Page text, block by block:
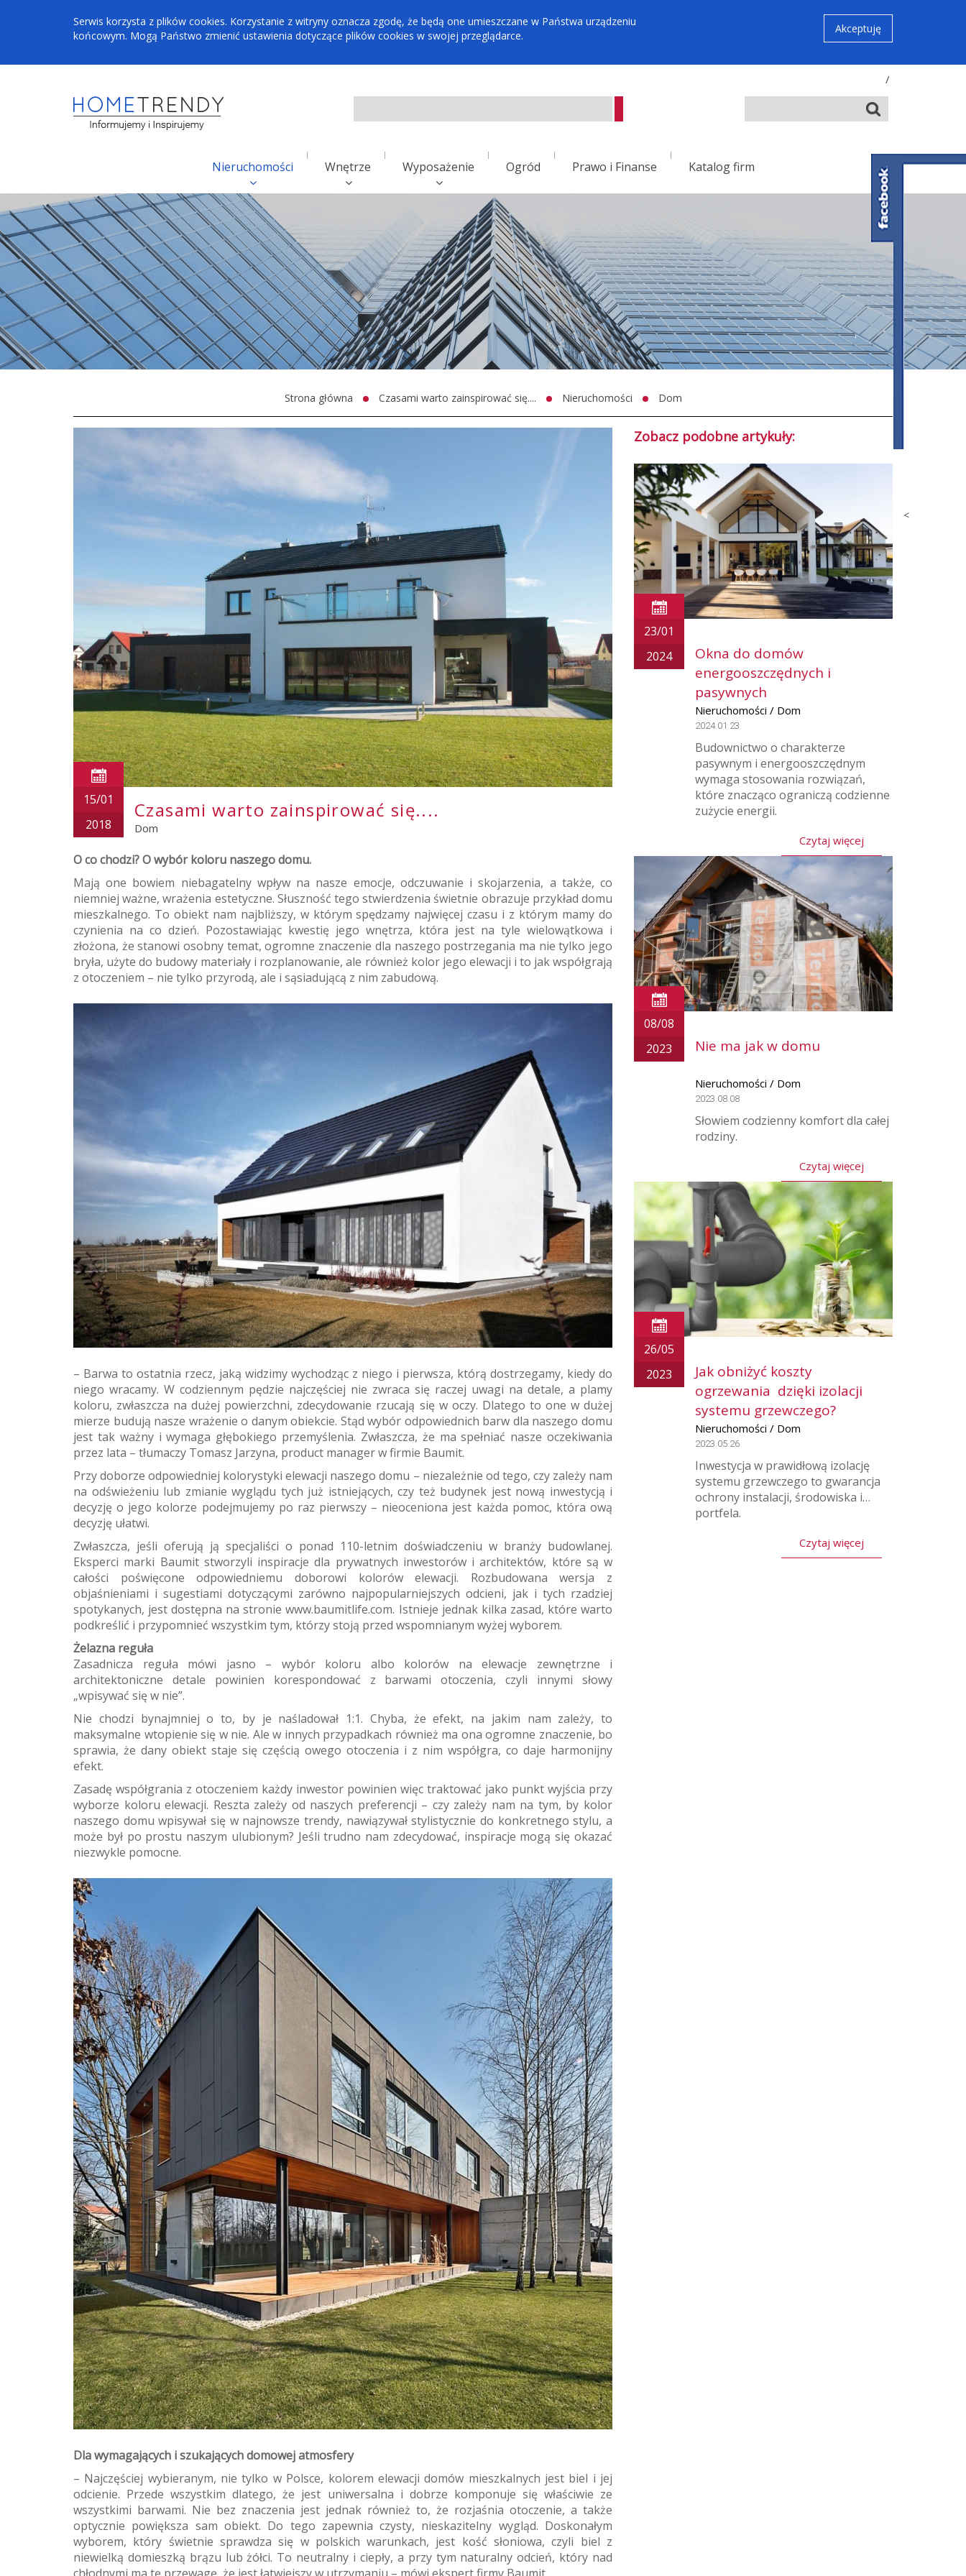
<
Serwis korzysta z plików cookies. Korzystanie z witryny oznacza zgodę, że będą one umieszczane w Państwa urządzeniu
końcowym. Mogą Państwo zmienić ustawienia dotyczące plików cookies w swojej przeglądarce.
Akceptuję
/
Nieruchomości Wnętrze Wyposażenie Ogród Prawo i Finanse Katalog firm
Strona główna Czasami warto zainspirować się.... Nieruchomości Dom
15/01
2018
Czasami warto zainspirować się....
Dom
O co chodzi? O wybór koloru naszego domu.
Mają one bowiem niebagatelny wpływ na nasze emocje, odczuwanie i skojarzenia, a także, co
niemniej ważne, wrażenia estetyczne. Słuszność tego stwierdzenia świetnie obrazuje przykład domu
mieszkalnego. To obiekt nam najbliższy, w którym spędzamy najwięcej czasu i z którym mamy do
czynienia na co dzień. Pozostawiając kwestię jego wnętrza, która jest na tyle wielowątkowa i
złożona, że stanowi osobny temat, ogromne znaczenie dla naszego postrzegania ma nie tylko jego
bryła, użyte do budowy materiały i rozplanowanie, ale również kolor jego elewacji i to jak współgrają
z otoczeniem – nie tylko przyrodą, ale i sąsiadującą z nim zabudową.
– Barwa to ostatnia rzecz, jaką widzimy wychodząc z niego i pierwsza, którą dostrzegamy, kiedy do
niego wracamy. W codziennym pędzie najczęściej nie zwraca się raczej uwagi na detale, a plamy
koloru, zwłaszcza na dużej powierzchni, zdecydowanie rzucają się w oczy. Dlatego to one w dużej
mierze budują nasze wrażenie o danym obiekcie. Stąd wybór odpowiednich barw dla naszego domu
jest tak ważny i wymaga głębokiego przemyślenia. Zwłaszcza, że ma spełniać nasze oczekiwania
przez lata – tłumaczy Tomasz Jarzyna, product manager w firmie Baumit.
Przy doborze odpowiedniej kolorystyki elewacji naszego domu – niezależnie od tego, czy zależy nam
na odświeżeniu lub zmianie wyglądu tych już istniejących, czy też budynek jest nową inwestycją i
decyzję o jego kolorze podejmujemy po raz pierwszy – nieoceniona jest każda pomoc, która ową
decyzję ułatwi.
Zwłaszcza, jeśli oferują ją specjaliści o ponad 110-letnim doświadczeniu w branży budowlanej.
Eksperci marki Baumit stworzyli inspiracje dla prywatnych inwestorów i architektów, które są w
całości poświęcone odpowiedniemu doborowi kolorów elewacji. Rozbudowana wersja z
objaśnieniami i sugestiami dotyczącymi zarówno najpopularniejszych odcieni, jak i tych rzadziej
spotykanych, jest dostępna na stronie www.baumitlife.com. Istnieje jednak kilka zasad, które warto
podkreślić i przypomnieć wszystkim tym, którzy stoją przed wspomnianym wyżej wyborem.
Żelazna reguła
Zasadnicza reguła mówi jasno – wybór koloru albo kolorów na elewacje zewnętrzne i
architektoniczne detale powinien korespondować z barwami otoczenia, czyli innymi słowy
„wpisywać się w nie”.
Nie chodzi bynajmniej o to, by je naśladował 1:1. Chyba, że efekt, na jakim nam zależy, to
maksymalne wtopienie się w nie. Ale w innych przypadkach również ma ona ogromne znaczenie, bo
sprawia, że dany obiekt staje się częścią owego otoczenia i z nim współgra, co daje harmonijny
efekt.
Zasadę współgrania z otoczeniem każdy inwestor powinien więc traktować jako punkt wyjścia przy
wyborze koloru elewacji. Reszta zależy od naszych preferencji – czy zależy nam na tym, by kolor
naszego domu wpisywał się w najnowsze trendy, nawiązywał stylistycznie do konkretnego stylu, a
może był po prostu naszym ulubionym? Jeśli trudno nam zdecydować, inspiracje mogą się okazać
niezwykle pomocne.
Dla wymagających i szukających domowej atmosfery
– Najczęściej wybieranym, nie tylko w Polsce, kolorem elewacji domów mieszkalnych jest biel i jej
odcienie. Przede wszystkim dlatego, że jest uniwersalna i dobrze komponuje się właściwie ze
wszystkimi barwami. Nie bez znaczenia jest jednak również to, że rozjaśnia otoczenie, a także
optycznie powiększa sam obiekt. Do tego zapewnia czysty, nieskazitelny wygląd. Doskonałym
wyborem, który świetnie sprawdza się w polskich warunkach, jest kość słoniowa, czyli biel z
niewielką domieszką brązu lub żółci. To neutralny i ciepły, a przy tym naturalny odcień, który nad
Zobacz podobne artykuły:
23/01
2024
Okna do domów
energooszczędnych i
pasywnych
Nieruchomości / Dom
2024.01.23
Budownictwo o charakterze
pasywnym i energooszczędnym
wymaga stosowania rozwiązań,
które znacząco ograniczą codzienne
zużycie energii.
Czytaj więcej
08/08
2023
Nie ma jak w domu
Nieruchomości / Dom
2023.08.08
Słowiem codzienny komfort dla całej
rodziny.
Czytaj więcej
26/05
2023
Jak obniżyć koszty
ogrzewania dzięki izolacji
systemu grzewczego?
Nieruchomości / Dom
2023.05.26
Inwestycja w prawidłową izolację
systemu grzewczego to gwarancja
ochrony instalacji, środowiska i…
portfela.
Czytaj więcej